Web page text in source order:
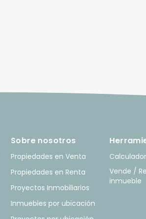
Sobre nosotros
Propiedades en Venta
Propiedades en Renta
Proyectos Inmobiliarios
Inmuebles por ubicación
Vende /
inmueble